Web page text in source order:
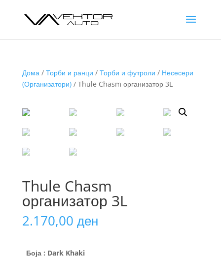
Дома/ Торби и ранци / Торби и футроли / Несесери
(Организатори)/ Thule Chasm организатор 3L
Thule Chasm
организатор 3L
2.170,00 ден
Боја : Dark Khaki